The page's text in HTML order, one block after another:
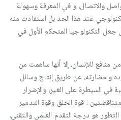
والاتصال، و في المعرفة وسهولة
عند هذا الحد بل استفادت منه
التكنولوجيا المتحكم الأول في
منافع للإنسان، إلا أنها ساهمت من
وحضارته، عن طريق إنتاج وسائل
في السيطرة على الغير، والإضرار
: قوة الخلق وقوة التدمير.
هو درجة التقدم العلمي والتقني،